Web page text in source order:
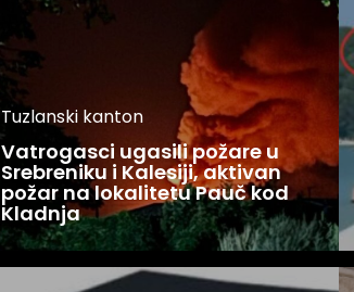
Tuzlanski kanton
Vatrogasci ugasili požare u
Srebreniku i Kalesiji, aktivan
požar na lokalitetu Pauč kod
Kladnja